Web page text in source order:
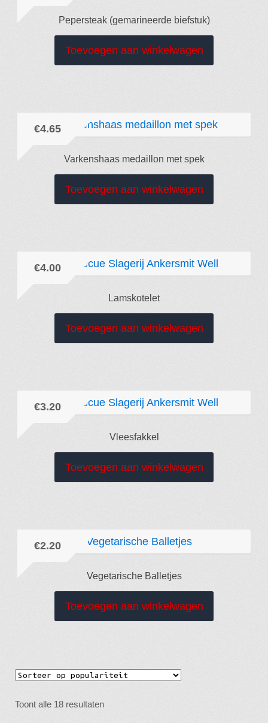
Pepersteak (gemarineerde biefstuk)
Toevoegen aan winkelwagen
Varkenshaas medaillon met spek
€4.65
Toevoegen aan winkelwagen
Lamskotelet
€4.00
Toevoegen aan winkelwagen
Vleesfakkel
€3.20
Toevoegen aan winkelwagen
Vegetarische Balletjes
€2.20
Toevoegen aan winkelwagen
Toont alle 18 resultatenGesorteerd